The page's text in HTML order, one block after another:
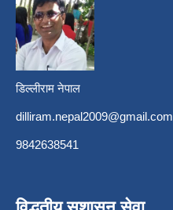
डिल्लीराम नेपाल
dilliram.nepal2009@gmail.com
9842638541